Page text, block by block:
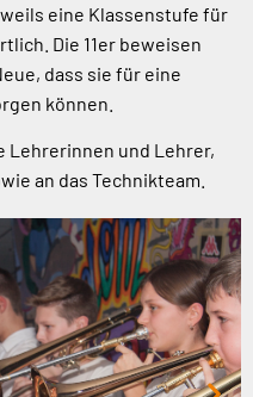
eine Klassenstufe für
Die 11er beweisen
dass sie für eine
können.
Lehrerinnen und Lehrer,
an das Technikteam.